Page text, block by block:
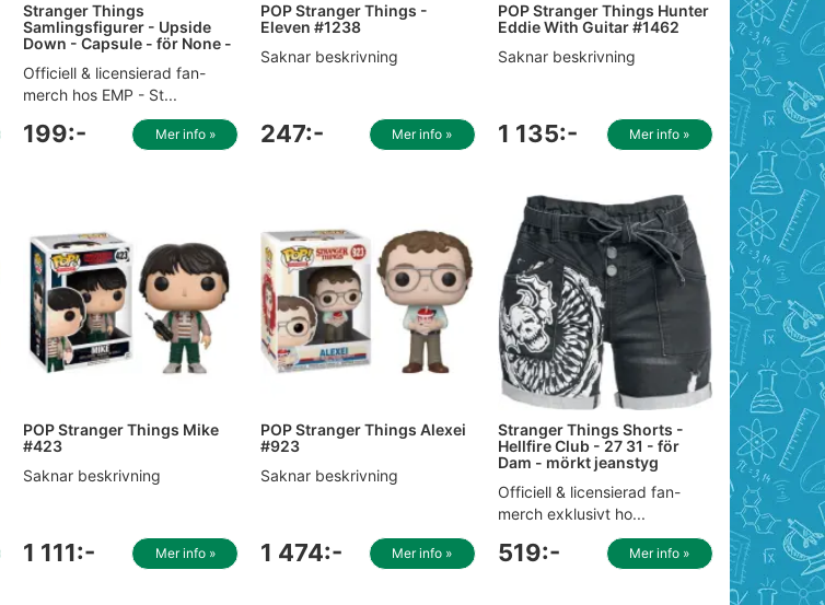
Stranger Things
Samlingsfigurer - Upside
Down - Capsule - för None -
Officiell & licensierad fan-
merch hos EMP - St...
199:- Mer info »
POP Stranger Things -
Eleven #1238
Saknar beskrivning
247:- Mer info »
POP Stranger Things Hunter
Eddie With Guitar #1462
Saknar beskrivning
1 135:- Mer info »
POP Stranger Things Mike
#423
Saknar beskrivning
1 111:- Mer info »
POP Stranger Things Alexei
#923
Saknar beskrivning
1 474:- Mer info »
Stranger Things Shorts -
Hellfire Club - 27 31 - för
Dam - mörkt jeanstyg
Officiell & licensierad fan-
merch exklusivt ho...
519:- Mer info »